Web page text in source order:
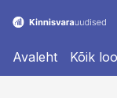
Avaleht Kõik